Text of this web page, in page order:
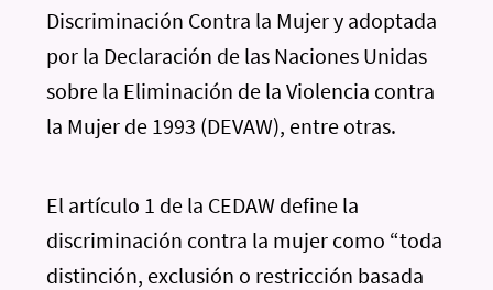
Discriminación Contra la Mujer y adoptada
por la Declaración de las Naciones Unidas
sobre la Eliminación de la Violencia contra
la Mujer de 1993 (DEVAW), entre otras.
El artículo 1 de la CEDAW define la
discriminación contra la mujer como “toda
distinción, exclusión o restricción basada